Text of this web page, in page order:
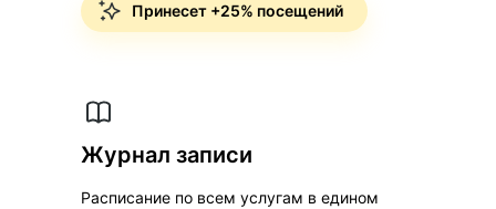
Принесет +25% посещений
Журнал записи
Расписание по всем услугам в едином